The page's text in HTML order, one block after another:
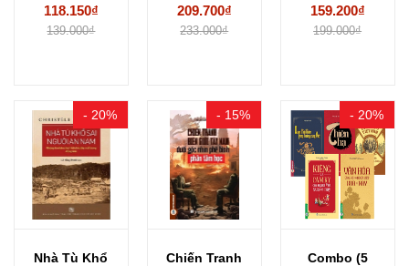
118.150₫
139.000₫
209.700₫
233.000₫
159.200₫
199.000₫
- 20%
Nhà Tù Khổ
- 15%
Chiến Tranh
- 20%
Combo (5